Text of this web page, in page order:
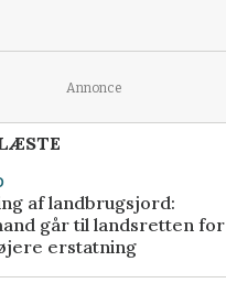
Annonce
af landbrugsjord:
går til landsretten for
erstatning